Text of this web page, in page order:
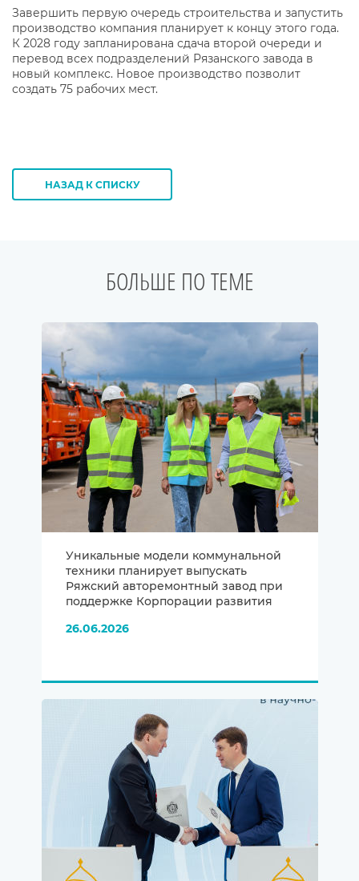
Завершить первую очередь строительства и запустить
производство компания планирует к концу этого года.
К 2028 году запланирована сдача второй очереди и
перевод всех подразделений Рязанского завода в
новый комплекс. Новое производство позволит
создать 75 рабочих мест.
НАЗАД К СПИСКУ
БОЛЬШЕ ПО ТЕМЕ
Уникальные модели коммунальной
техники планирует выпускать
Ряжский авторемонтный завод при
поддержке Корпорации развития
26.06.2026